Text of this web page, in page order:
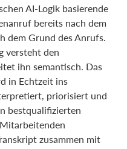
AI-Logik basierende
bereits nach dem
dem Grund des Anrufs.
versteht den
ihn semantisch. Das
in Echtzeit ins
priorisiert und
bestqualifizierten
zusammen mit